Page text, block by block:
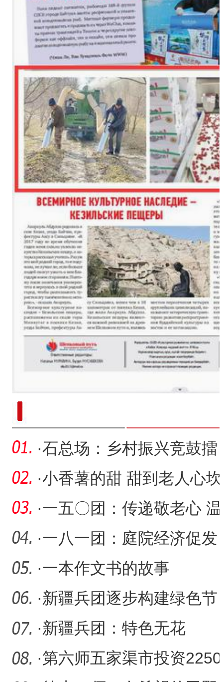
（追风逐日看新疆）新疆阿
·石总场：乡村振兴竞鼓擂
鸣 比武亮绩争“头雁”
·小香薯的甜 甜到老人心坎
里
·一五〇团：传递敬老心 温
暖夕阳红
·一八一团：庭院经济促发
展
·一本作文书的故事
·新疆兵团逐步构建绿色节
约高效安全的清洁供暖体
系
·新疆兵团：特色无花
果“种”出致富路
·第六师五家渠市投资2250